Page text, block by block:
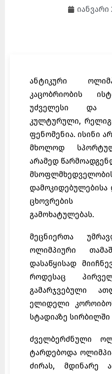
იანვარი
ანტიკური
კაცობრიობის
უძველესი და
კულტურული,
ფენომენია. ისინი
მხოლოდ
არამედ
დამოკიდებულებისა
ცხოვრების
გამოხატულებას.
მეცნიერთა
ოლიმპიური
დასაწყისად
როდესაც
გამარჯვებული
ელიდელი
სტადიაზე სირბილში
ძველბერძნული
ტარდებოდა
ძირას, მდინარე